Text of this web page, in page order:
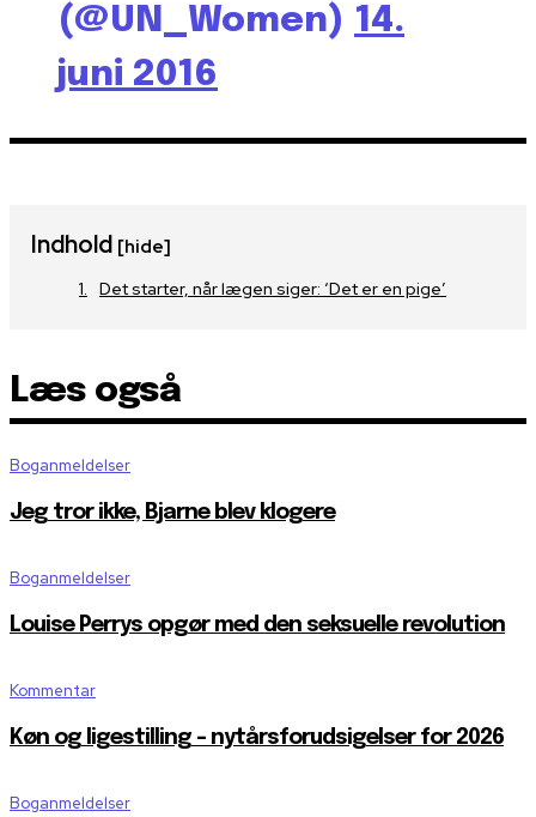
(@UN_Women) 14.
juni 2016
Indhold [hide]
Det starter, når lægen siger: ‘Det er en pige’
Læs også
Boganmeldelser
Jeg tror ikke, Bjarne blev klogere
Boganmeldelser
Louise Perrys opgør med den seksuelle revolution
Kommentar
Køn og ligestilling – nytårsforudsigelser for 2026
Boganmeldelser